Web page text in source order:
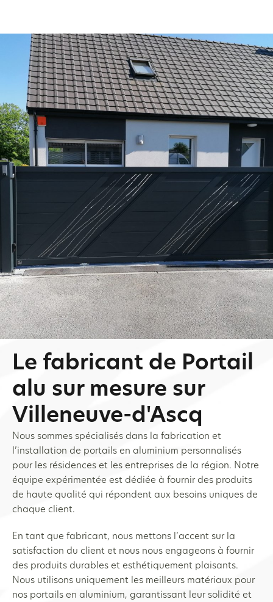
Le fabricant de Portail
alu sur mesure sur
Villeneuve-d'Ascq
Nous sommes spécialisés dans la fabrication et
l’installation de portails en aluminium personnalisés
pour les résidences et les entreprises de la région. Notre
équipe expérimentée est dédiée à fournir des produits
de haute qualité qui répondent aux besoins uniques de
chaque client.
En tant que fabricant, nous mettons l’accent sur la
satisfaction du client et nous nous engageons à fournir
des produits durables et esthétiquement plaisants.
Nous utilisons uniquement les meilleurs matériaux pour
nos portails en aluminium, garantissant leur solidité et